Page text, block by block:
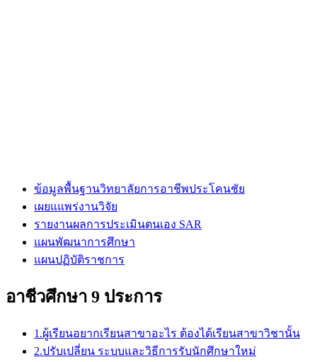
ข้อมูลพื้นฐานวิทยาลัยการอาชีพประโคนชัย
เผยแแพร่งานวิจัย
รายงานผลการประเมินตนเอง SAR
แผนพัฒนาการศึกษา
แผนปฏิบัติราชการ
อาชีวศึกษา 9 ประการ
1.ผู้เรียนอยากเรียนสาขาอะไร ต้องได้เรียนสาขาวิชานั้น
2.ปรับเปลี่ยน ระบบและวิธีการรับนักศึกษาใหม่